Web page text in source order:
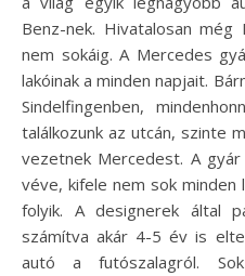
Benz-nek. Hivatalosan
nem sokáig. A Mercedes
lakóinak a minden napjait.
Sindelfingenben,
találkozunk az utcán, szinte
vezetnek Mercedest. A
véve, kifele nem sok minden
folyik. A designerek által
számítva akár 4-5 év is
autó a futószalagról.